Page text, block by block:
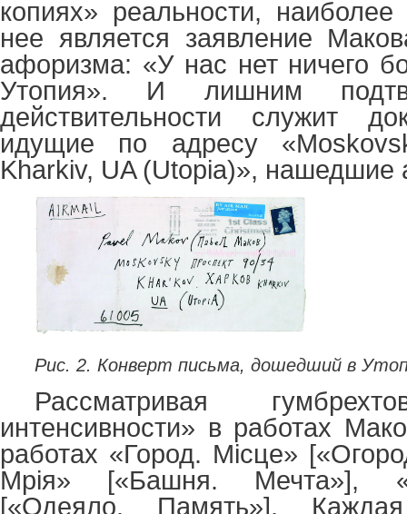
копиях» реальности,
нее является заявление
афоризма: «У нас нет ничего
Утопия». И лишним
действительности служит
идущие по адресу «
Kharkiv, UA(Utopia)», нашедшие
Рис. 2. Конверт письма, дошедший в
Рассматривая
интенсивности» в работах
работах «Город. Місце»
Мрія» [«Башня. Мечта»],
[«Одеяло. Память»].